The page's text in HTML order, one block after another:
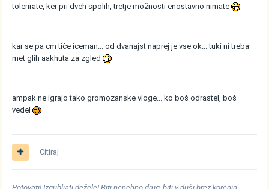
tolerirate, ker pri dveh spolih, tretje možnosti enostavno nimate
kar se pa cm tiče iceman... od dvanajst naprej je vse ok... tuki ni treba
met glih aakhuta za zgled
ampak ne igrajo tako gromozanske vloge... ko boš odrastel, boš
vedel
Citiraj